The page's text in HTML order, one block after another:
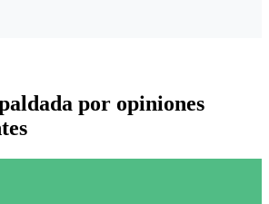
por opiniones